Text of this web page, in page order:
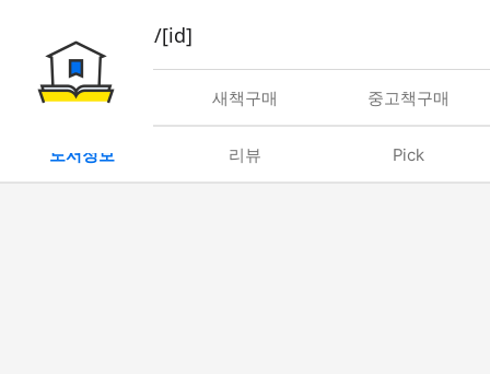
book/rent/[id]
대여 새책구매 중고책구매
도서정보 리뷰 Pick